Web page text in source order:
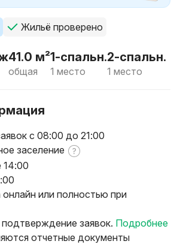
Жильё проверено
41.0 м²
общая
1-спальн.
1 место
2-спальн.
1 место
с 08:00 до 21:00
заселение
14:00
или полностью при
заявок. Подробнее
отчетные документы